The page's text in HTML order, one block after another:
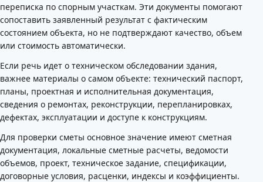
переписка по спорным участкам. Эти документы помогают
сопоставить заявленный результат с фактическим
состоянием объекта, но не подтверждают качество, объем
или стоимость автоматически.
Если речь идет о техническом обследовании здания,
важнее материалы о самом объекте: технический паспорт,
планы, проектная и исполнительная документация,
сведения о ремонтах, реконструкции, перепланировках,
дефектах, эксплуатации и доступе к конструкциям.
Для проверки сметы основное значение имеют сметная
документация, локальные сметные расчеты, ведомости
объемов, проект, техническое задание, спецификации,
договорные условия, расценки, индексы и коэффициенты.